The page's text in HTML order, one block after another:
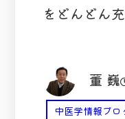
をどんどん
董 巍
中医学情報ブロ